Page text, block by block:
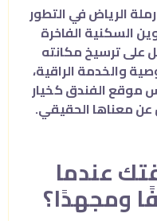
الرياض في التطور
السكنية الفاخرة
ترسيخ مكانته
والخدمة الراقية،
الفندق كخيار
عن معناها الحقيقي.
عندما
ومجهدًا؟